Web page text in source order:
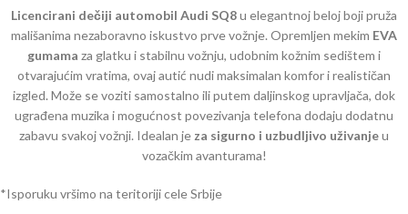
Licencirani dečiji automobil Audi SQ8u elegantnoj beloj boji pruža
mališanima nezaboravno iskustvo prve vožnje. Opremljen mekim EVA
gumama za glatku i stabilnu vožnju, udobnim kožnim sedištem i
otvarajućim vratima, ovaj autić nudi maksimalan komfor i realističan
izgled. Može se voziti samostalno ili putem daljinskog upravljača, dok
ugrađena muzika i mogućnost povezivanja telefona dodaju dodatnu
zabavu svakoj vožnji. Idealan je za sigurno i uzbudljivo uživanjeu
vozačkim avanturama!
*Isporuku vršimo na teritoriji cele Srbije